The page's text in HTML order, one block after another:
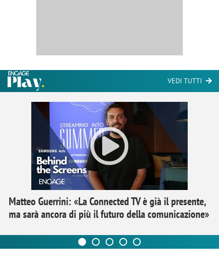
VEDI TUTTI
Matteo Guerrini: «La Connected TV è già il presente,
ma sarà ancora di più il futuro della comunicazione»